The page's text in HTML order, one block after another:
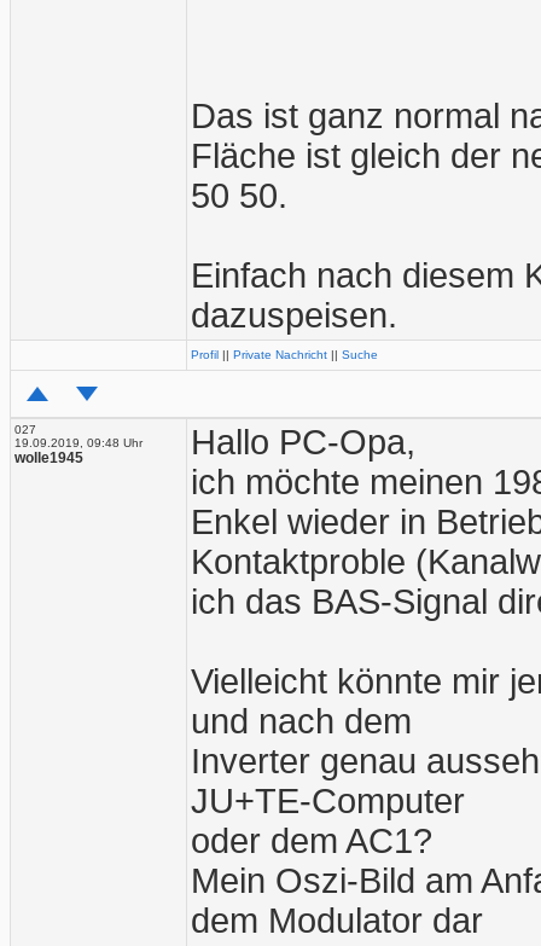
Das ist ganz normal
Fläche ist gleich der
50 50.
Einfach nach diesem
dazuspeisen.
Profil || Private Nachricht || Suche
027
19.09.2019, 09:48 Uhr
wolle1945
Hallo PC-Opa,
ich möchte meinen
Enkel wieder in
Kontaktproble
ich das BAS-Signal
Vielleicht könnte mir
und nach dem
Inverter genau
JU+TE-Computer
oder dem AC1?
Mein Oszi-Bild am
dem Modulator dar